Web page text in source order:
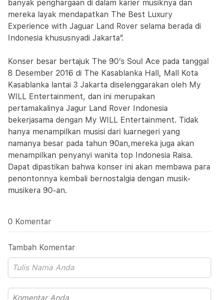
banyak penghargaan di dalam karier musiknya dan
mereka layak mendapatkan The Best Luxury
Experience with Jaguar Land Rover selama berada di
Indonesia khususnyadi Jakarta”.
Konser besar bertajuk The 90’s Soul Ace pada tanggal
8 Desember 2016 di The Kasablanka Hall, Mall Kota
Kasablanka lantai 3 Jakarta diselenggarakan oleh My
WILL Entertainment, dan ini merupakan
pertamakalinya Jagur Land Rover Indonesia
bekerjasama dengan My WILL Entertainment. Tidak
hanya menampilkan musisi dari luarnegeri yang
namanya besar pada tahun 90an,mereka juga akan
menampilkan penyanyi wanita top Indonesia Raisa.
Dapat dipastikan bahwa konser ini akan membawa para
penontonnya kembali bernostalgia dengan musik-
musikera 90-an.
0 Komentar
Tambah Komentar